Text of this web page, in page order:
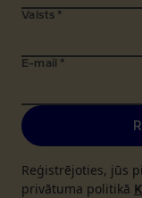
Valsts *
E-mail *
Reģistrējoties, jūs
privātuma politikā